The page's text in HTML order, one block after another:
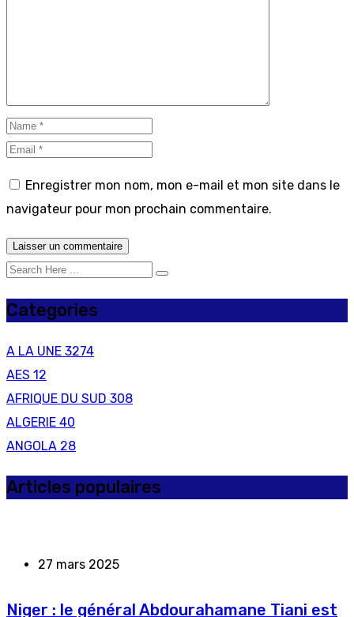
Enregistrer mon nom, mon e-mail et mon site dans le
navigateur pour mon prochain commentaire.
Categories
A LA UNE 3274
AES 12
AFRIQUE DU SUD 308
ALGERIE 40
ANGOLA 28
Articles populaires
27 mars 2025
Niger : le général Abdourahamane Tiani est